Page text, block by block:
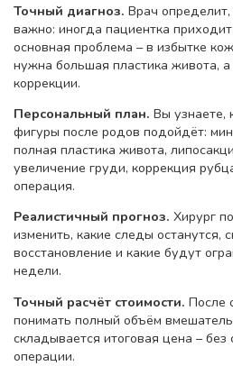
Точный диагноз. Врач
важно: иногда пациентка
основная проблема – в избытке
нужна большая пластика живота,
коррекции.
Персональный план. Вы узнаете,
фигуры после родов подойдёт:
полная пластика живота,
увеличение груди, коррекция
операция.
Реалистичный прогноз. Хирург
изменить, какие следы останутся,
восстановление и какие будут
недели.
Точный расчёт стоимости. После
понимать полный объём
складывается итоговая цена – без
операции.